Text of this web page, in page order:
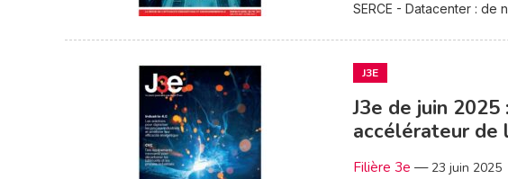
SERCE - Datacenter : de
J3E
J3e de juin
accélérateur de
Filière 3e — 23 juin 2025